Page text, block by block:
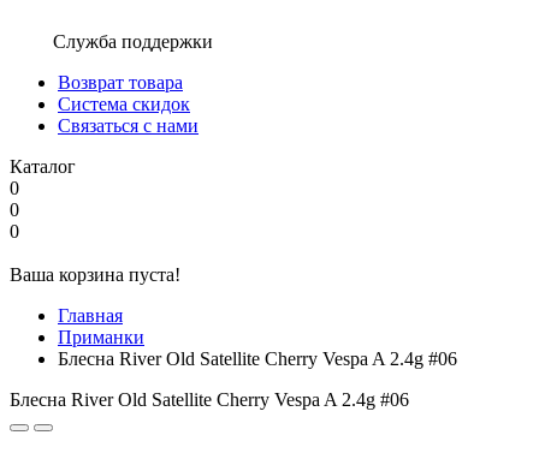
Служба поддержки
Возврат товара
Система скидок
Связаться с нами
Каталог
0
0
0
Ваша корзина пуста!
Главная
Приманки
Блесна River Old Satellite Cherry Vespa A 2.4g #06
Блесна River Old Satellite Cherry Vespa A 2.4g #06